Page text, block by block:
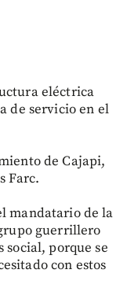
eléctrica
de servicio en el
de Cajapi,
Farc.
mandatario de la
guerrillero
social, porque se
con estos